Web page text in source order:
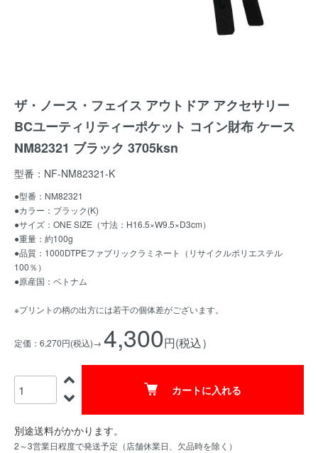
ザ・ノース・フェイス アウトドア アクセサリー
BCユーティリティーポケット コイン財布 ケース
NM82321 ブラック 3705ksn
型番：NF-NM82321-K
●型番：NM82321
●カラー：ブラック(K)
●サイズ：ONE SIZE（寸法：H16.5×W9.5×D3cm）
●重量：約100g
●品質：1000DTPEファブリックラミネート（リサイクルポリエステル
100％）
●原産国：ベトナム
※プリントの柄の出方には若干の個体差がございます。
定価：6,270円(税込)→ 4,300円(税込）
カートに入れる
別途送料がかかります。
2～3営業日程度で発送予定（店舗休業日、欠品時を除く）